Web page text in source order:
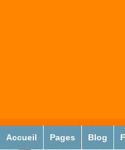
Accueil Pages Blog